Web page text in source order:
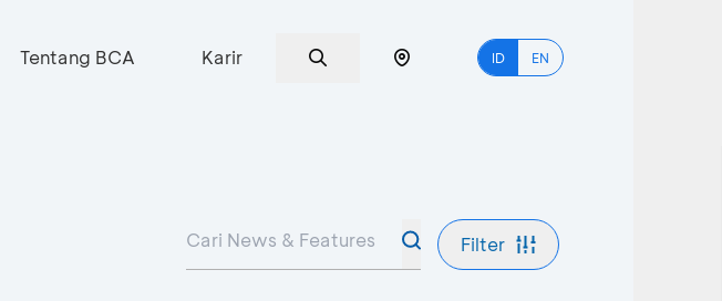
Tentang BCA Karir ID EN
Filter